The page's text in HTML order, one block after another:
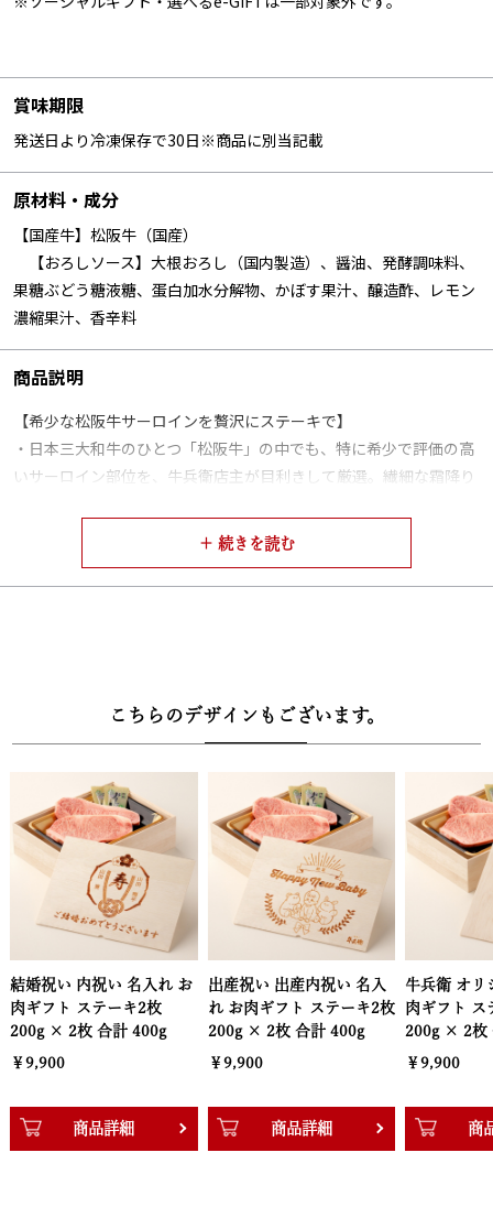
賞味期限
発送日より冷凍保存で30日※商品に別当記載
原材料・成分
【国産牛】松阪牛（国産）
【おろしソース】大根おろし（国内製造）、醤油、発酵調味料、
果糖ぶどう糖液糖、蛋白加水分解物、かぼす果汁、醸造酢、レモン
濃縮果汁、香辛料
商品説明
【希少な松阪牛サーロインを贅沢にステーキで】
・日本三大和牛のひとつ「松阪牛」の中でも、特に希少で評価の高
いサーロイン部位を、牛兵衛店主が目利きして厳選。繊細な霜降り
カットしてお届けします。焼き上げるだけで、極上の肉本来の旨み
す。シンプルながら素材の魅力を最大限に引き出すセットです。
【安心・信頼の品質規格証明付き】
・松阪牛は一頭一頭に個体識別番号が付与され、厳しい基準をクリ
アした証として品質規格証明番号を発行。ご購入いただいた全ての
セットに同封してお届けしますので、安心してお召し上がりいただ
【高級感あふれる木箱包装でお届け】
・牛兵衛オリジナルの重厚な木箱に、上質な風呂敷で丁寧に包み込
んだ梱包スタイル。ご贈答用としても、ご自宅用の特別な一品とし
ても、高級感と特別感を演出いたします。贈る方の気持ちがしっか
り伝わる、格式あるギフトに最適です。
【木箱サイズ】幅30.3cm × 奥行22.2cm × 高さ8.3cm
こちらのデザインもございます。
内祝い 名入れ お
ステーキ2枚
合計 400g
商品詳細
出産祝い 出産内祝い 名入
れ お肉ギフト ステーキ2枚
200g × 2枚 合計 400g
商品詳細
牛兵衛 オリジナルロ
肉ギフト ステーキ2枚
200g × 2枚 合計 400g
商品詳細